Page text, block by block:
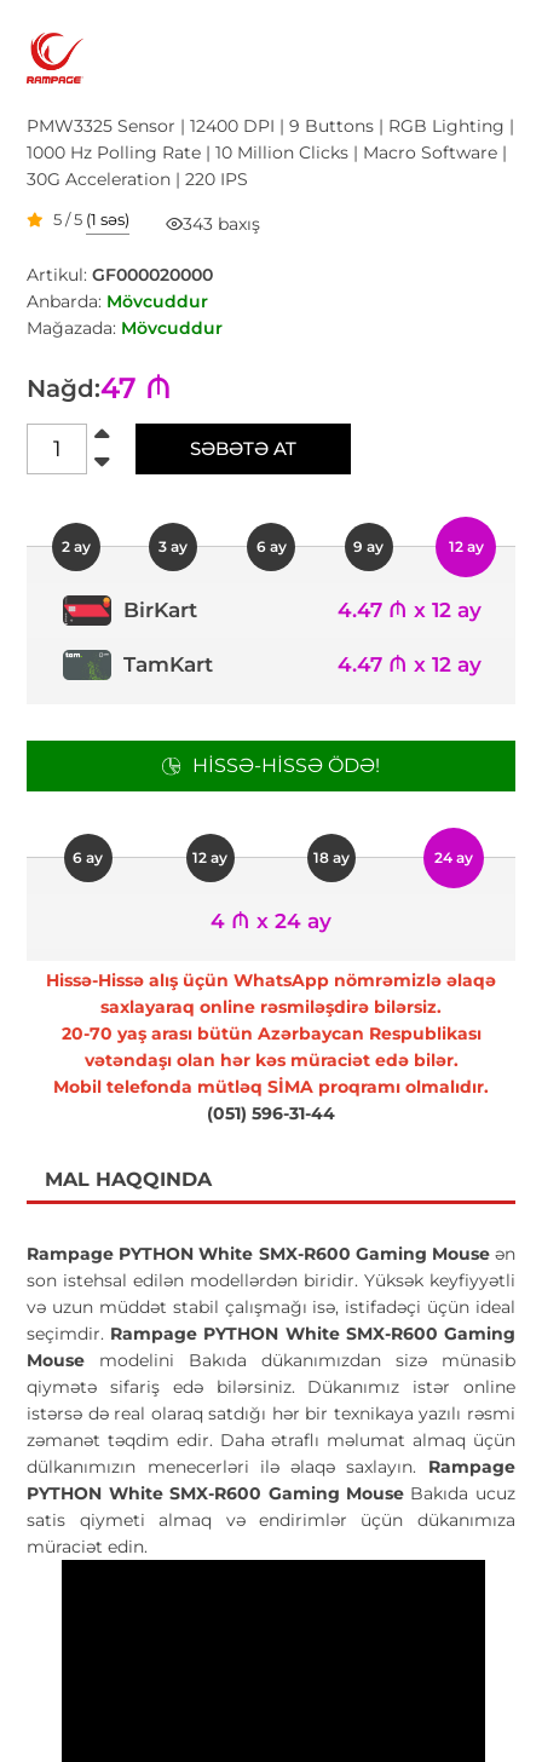
PMW3325 Sensor | 12400 DPI | 9 Buttons | RGB Lighting |
1000 Hz Polling Rate | 10 Million Clicks | Macro Software |
30G Acceleration | 220 IPS
5 / 5 (1 səs) 343 baxış
Artikul:GF000020000
Anbarda: Mövcuddur
Mağazada: Mövcuddur
Nağd:47 ₼
SƏBƏTƏ AT
2 ay 3 ay 6 ay 9 ay 12 ay
BirKart 4.47 ₼ x 12 ay
TamKart 4.47 ₼ x 12 ay
HISSƏ-HISSƏ ÖDƏ!
6 ay 12 ay 18 ay 24 ay
4 ₼ x 24 ay
Hissə-Hissə alış üçün WhatsApp nömrəmizlə əlaqə
saxlayaraq online rəsmiləşdirə bilərsiz.
20-70 yaş arası bütün Azərbaycan Respublikası
vətəndaşı olan hər kəs müraciət edə bilər.
Mobil telefonda mütləq SİMA proqramı olmalıdır.
(051) 596-31-44
MAL HAQQINDA
Rampage PYTHON White SMX-R600 Gaming Mouse ən
son istehsal edilən modellərdən biridir. Yüksək keyfiyyətli
və uzun müddət stabil çalışmağı isə, istifadəçi üçün ideal
seçimdir. Rampage PYTHON White SMX-R600 Gaming
Mouse modelini Bakıda dükanımızdan sizə münasib
qiymətə sifariş edə bilərsiniz. Dükanımız istər online
istərsə də real olaraq satdığı hər bir texnikaya yazılı rəsmi
zəmanət təqdim edir. Daha ətraflı məlumat almaq üçün
dülkanımızın menecerləri ilə əlaqə saxlayın. Rampage
PYTHON White SMX-R600 Gaming Mouse Bakıda ucuz
satis qiymeti almaq və endirimlər üçün dükanımıza
müraciət edin.